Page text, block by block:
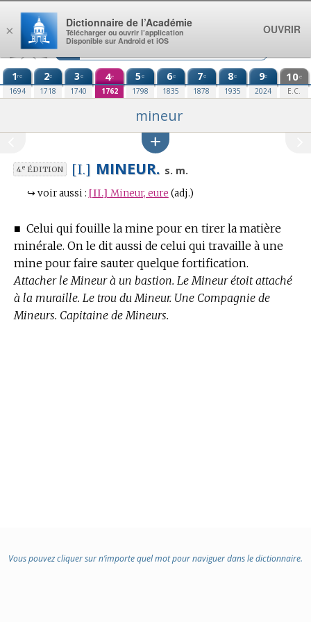
Aller au contenu
1re
1694
2e
1718
3e
1740
4e
1762
5e
1798
6e
1835
7e
1878
8e
1935
9e
2024
10e
E.C.
mineur
4eÉDITION [I.] MINEUR. s. m.
↪ voir aussi : [II.] Mineur, eure (adj.)
■ Celui qui fouille la mine pour en tirer la matière
minérale. On le dit aussi de celui qui travaille à une
mine pour faire sauter quelque fortification.
Attacher le Mineur à un bastion. Le Mineur étoit attaché
à la muraille. Le trou du Mineur. Une Compagnie de
Mineurs. Capitaine de Mineurs.
Vous pouvez cliquer sur n’importe quel mot pour naviguer dans le dictionnaire.
×
Dictionnaire de l’Académie
Télécharger ou ouvrir l’application
Disponible sur Android et iOS
OUVRIR